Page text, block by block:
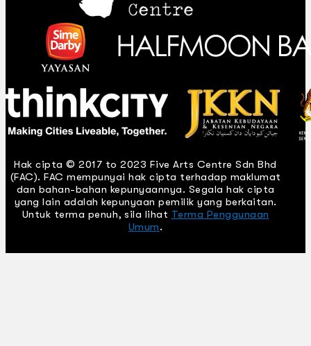
Hak cipta © 2017 to 2023 Five Arts Centre Sdn Bhd
(FAC). FAC mempunyai hak cipta terhadap maklumat
dan bahan-bahan kepunyaannya. Segala hak cipta
yang lain adalah kepunyaan pemilik yang berkaitan.
Untuk terma penuh, sila lihat Terma Penggunaan
Umum.